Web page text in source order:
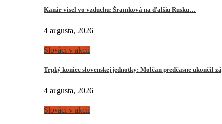
Kanár visel vo vzduchu: Šramková na ďalšiu Rusku…
4 augusta, 2026
Slováci v akcii
Trpký koniec slovenskej jednotky: Molčan predčasne ukončil
4 augusta, 2026
Slováci v akcii